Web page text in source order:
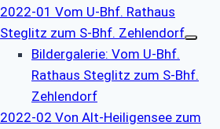
2022-01 Vom U-Bhf. Rathaus
Steglitz zum S-Bhf. Zehlendorf
Bildergalerie: Vom U-Bhf.
Rathaus Steglitz zum S-Bhf.
Zehlendorf
2022-02 Von Alt-Heiligensee zum